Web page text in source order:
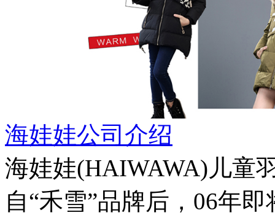
海娃娃公司介绍
海娃娃(HAIWAWA)儿童
自“禾雪”品牌后，06年